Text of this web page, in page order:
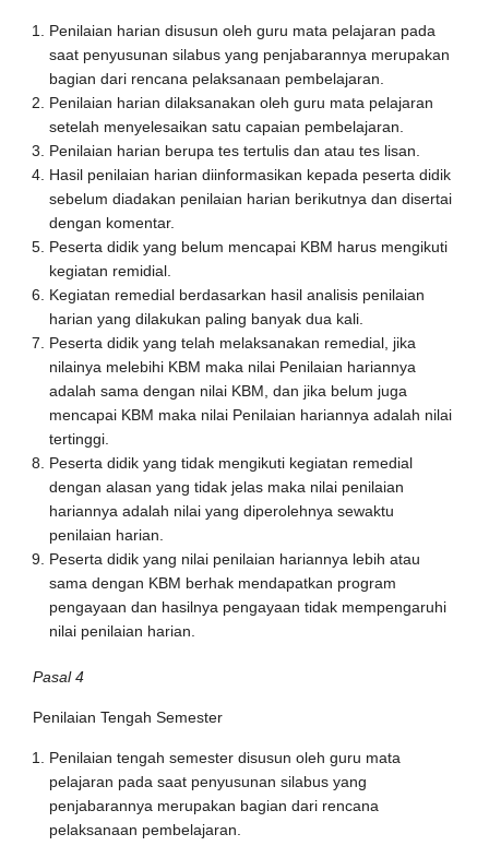
Penilaian harian disusun oleh guru mata pelajaran pada
saat penyusunan silabus yang penjabarannya merupakan
bagian dari rencana pelaksanaan pembelajaran.
Penilaian harian dilaksanakan oleh guru mata pelajaran
setelah menyelesaikan satu capaian pembelajaran.
Penilaian harian berupa tes tertulis dan atau tes lisan.
Hasil penilaian harian diinformasikan kepada peserta didik
sebelum diadakan penilaian harian berikutnya dan disertai
dengan komentar.
Peserta didik yang belum mencapai KBM harus mengikuti
kegiatan remidial.
Kegiatan remedial berdasarkan hasil analisis penilaian
harian yang dilakukan paling banyak dua kali.
Peserta didik yang telah melaksanakan remedial, jika
nilainya melebihi KBM maka nilai Penilaian hariannya
adalah sama dengan nilai KBM, dan jika belum juga
mencapai KBM maka nilai Penilaian hariannya adalah nilai
tertinggi.
Peserta didik yang tidak mengikuti kegiatan remedial
dengan alasan yang tidak jelas maka nilai penilaian
hariannya adalah nilai yang diperolehnya sewaktu
penilaian harian.
Peserta didik yang nilai penilaian hariannya lebih atau
sama dengan KBM berhak mendapatkan program
pengayaan dan hasilnya pengayaan tidak mempengaruhi
nilai penilaian harian.
Pasal 4
Penilaian Tengah Semester
Penilaian tengah semester disusun oleh guru mata
pelajaran pada saat penyusunan silabus yang
penjabarannya merupakan bagian dari rencana
pelaksanaan pembelajaran.